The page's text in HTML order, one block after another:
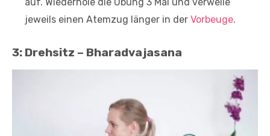
auf. Wiederhole die Übung 3 Mal und verweile
jeweils einen Atemzug länger in der Vorbeuge.
3: Drehsitz – Bharadvajasana